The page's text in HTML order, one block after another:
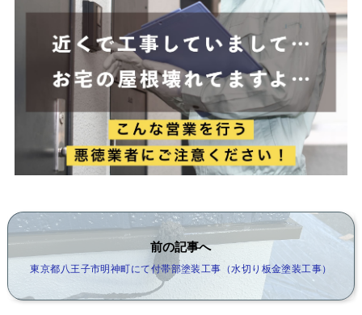
前の記事へ
東京都八王子市明神町にて付帯部塗装工事（水切り板金塗装工事）